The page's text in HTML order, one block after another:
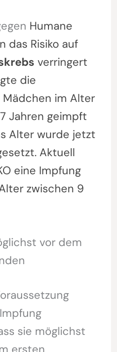
Humane
das Risiko auf
verringert
die
Mädchen im Alter
Jahren geimpft
Alter wurde jetzt
Aktuell
eine Impfung
zwischen 9
vor dem
sie möglichst